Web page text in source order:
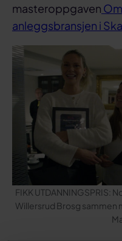
masteroppgaven
anleggsbransjen i
FIKK UTDANNINGSPRIS:
Willersrud Brosg sammen